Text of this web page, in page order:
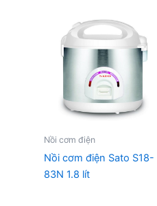
737.000 ₫.
Nồi cơm điện
Nồi cơm điện Sato S18-
83N 1.8 lít